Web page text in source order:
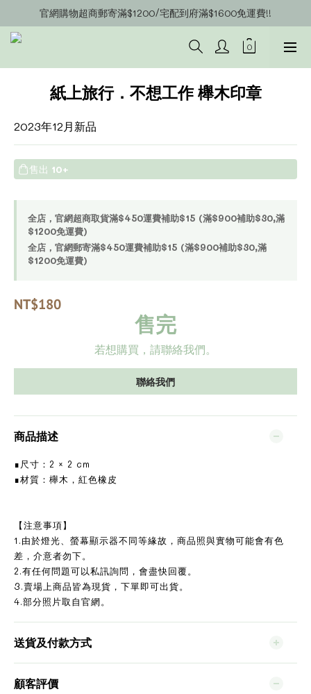
官網會員募集中~立即註冊即可獲得購物金$20!!!
官網購物超商郵寄滿$1200/宅配到府滿$1600免運費!!
官網會員募集中~立即註冊即可獲得購物金$20!!!
紙上旅行．不想工作 櫸木印章
2023年12月新品
售出 10+
全店，官網超商取貨滿$450運費補助$15 (滿$900補助$30,滿
$1200免運費)
全店，官網郵寄滿$450運費補助$15 (滿$900補助$30,滿
$1200免運費)
NT$180
售完
若想購買，請聯絡我們。
聯絡我們
商品描述
∎尺寸：2 × 2 cm
∎材質：櫸木，紅色橡皮
【注意事項】
1.由於燈光、螢幕顯示器不同等緣故，商品照與實物可能會有色
差，介意者勿下。
2.有任何問題可以私訊詢問，會盡快回覆。
3.賣場上商品皆為現貨，下單即可出貨。
4.部分照片取自官網。
送貨及付款方式
顧客評價